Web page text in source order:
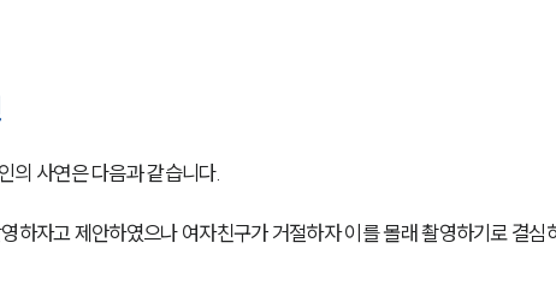
의 사연은 다음과 같습니다.
하자고 제안하였으나 여자친구가 거절하자 이를 몰래 촬영하기로 결심